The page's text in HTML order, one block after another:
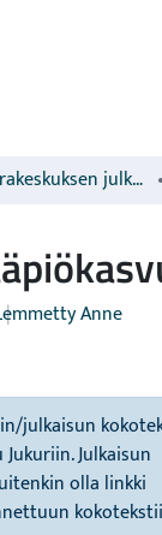
Luonnonvarakeskuksen julkaisut
Anne
julkaisun
Julkaisun
olla linkki